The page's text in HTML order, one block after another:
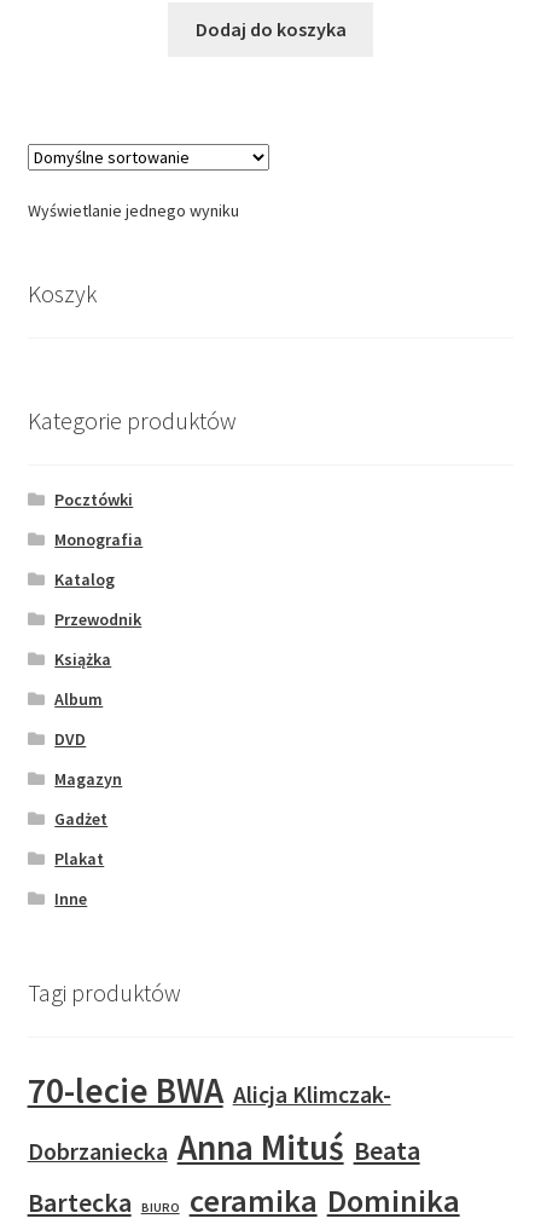
Dodaj do koszyka
Wyświetlanie jednego wyniku
Koszyk
Kategorie produktów
Pocztówki
Monografia
Katalog
Przewodnik
Książka
Album
DVD
Magazyn
Gadżet
Plakat
Inne
Tagi produktów
70-lecie BWA Alicja Klimczak-
Dobrzaniecka Anna Mituś Beata
Bartecka
BIURO ceramika Dominika